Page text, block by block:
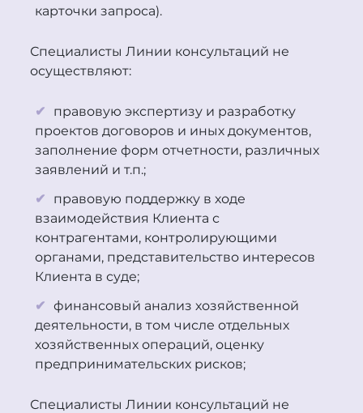
карточки запроса).
Специалисты Линии консультаций не
осуществляют:
правовую экспертизу и разработку
проектов договоров и иных документов,
заполнение форм отчетности, различных
заявлений и т.п.;
правовую поддержку в ходе
взаимодействия Клиента с
контрагентами, контролирующими
органами, представительство интересов
Клиента в суде;
финансовый анализ хозяйственной
деятельности, в том числе отдельных
хозяйственных операций, оценку
предпринимательских рисков;
Специалисты Линии консультаций не